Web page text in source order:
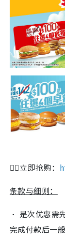
👉🏻立即抢购：
条款与细则：
‧ 是次优惠需
完成付款后一